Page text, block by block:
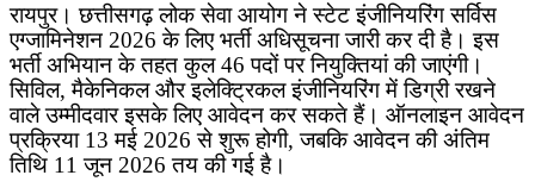
रायपुर। छत्तीसगढ़ लोक सेवा आयोग ने स्टेट इंजीनियरिंग सर्विस
एग्जामिनेशन 2026के लिए भर्ती अधिसूचना जारी कर दी है। इस
भर्ती अभियान के तहत कुल46पदों पर नियुक्तियां की जाएंगी।
सिविल,मैकेनिकल और इलेक्ट्रिकल इंजीनियरिंग में डिग्री रखने
वाले उम्मीदवार इसके लिए आवेदन कर सकते हैं। ऑनलाइन आवेदन
प्रक्रिया 13मई 2026से शुरू होगी,जबकि आवेदन की अंतिम
तिथि 11जून 2026तय की गई है।